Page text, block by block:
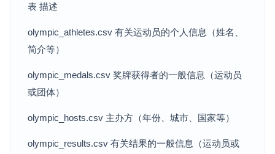
表 描述
olympic_athletes.csv 有关运动员的个人信息（姓名、
简介等）
olympic_medals.csv 奖牌获得者的一般信息（运动员
或团体）
olympic_hosts.csv 主办方（年份、城市、国家等）
olympic_results.csv 有关结果的一般信息（运动员或